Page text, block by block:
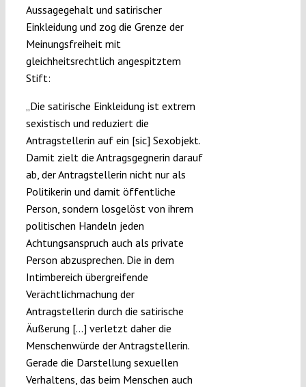
Aussagegehalt und satirischer
Einkleidung und zog die Grenze der
Meinungsfreiheit mit
gleichheitsrechtlich angespitztem
Stift:
„Die satirische Einkleidung ist extrem
sexistisch und reduziert die
Antragstellerin auf ein [sic] Sexobjekt.
Damit zielt die Antragsgegnerin darauf
ab, der Antragstellerin nicht nur als
Politikerin und damit öffentliche
Person, sondern losgelöst von ihrem
politischen Handeln jeden
Achtungsanspruch auch als private
Person abzusprechen. Die in dem
Intimbereich übergreifende
Verächtlichmachung der
Antragstellerin durch die satirische
Äußerung […] verletzt daher die
Menschenwürde der Antragstellerin.
Gerade die Darstellung sexuellen
Verhaltens, das beim Menschen auch